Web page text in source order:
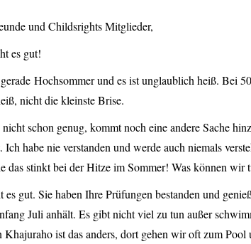
und Childsrights Mitglieder,
es gut!
Hochsommer und es ist unglaublich heiß. Bei
nicht die kleinste Brise.
schon genug, kommt noch eine andere Sache
Ich habe nie verstanden und werde auch niemals
das stinkt bei der Hitze im Sommer! Was können wir
gut. Sie haben Ihre Prüfungen bestanden und
Juli anhält. Es gibt nicht viel zu tun außer
ist das anders, dort gehen wir oft zum